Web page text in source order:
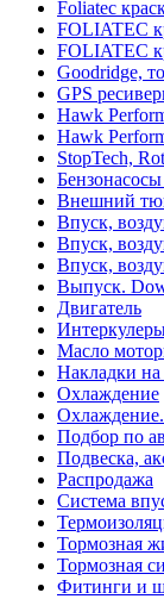
Foliatec
FOLIATEC
FOLIATEC
Goodridge,
GPS
Hawk
Hawk
StopTech,
Внешний
Впуск,
Впуск,
Впуск,
Выпуск.
Двигатель
Масло
Накладки на
Охлаждение
Подбор по
Подвеска,
Распродажа
Система
Тормозная
Тормозная
Фитинги и